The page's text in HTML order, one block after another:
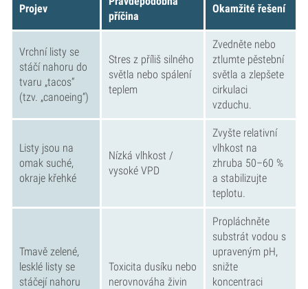
Projev
příčina
Okamžité řešení
Vrchní listy se
stáčí nahoru do
tvaru „tacos“
(tzv. „canoeing“)
Stres z příliš silného
světla nebo spálení
teplem
Zvedněte nebo
ztlumte pěstební
světla a zlepšete
cirkulaci
vzduchu.
Listy jsou na
omak suché,
okraje křehké
Nízká vlhkost /
vysoké VPD
Zvyšte relativní
vlhkost na
zhruba 50–60 %
a stabilizujte
teplotu.
Tmavě zelené,
lesklé listy se
stáčejí nahoru
Toxicita dusíku nebo
nerovnováha živin
Propláchněte
substrát vodou s
upraveným pH,
snižte
koncentraci